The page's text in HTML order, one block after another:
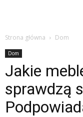
Strona główna Dom
Dom
Jakie
sprawdzą